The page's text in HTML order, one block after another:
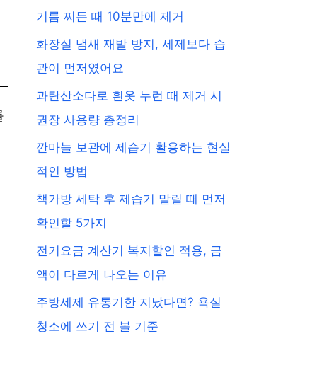
기름 찌든 때 10분만에 제거
화장실 냄새 재발 방지, 세제보다 습
관이 먼저였어요
과탄산소다로 흰옷 누런 때 제거 시
권장 사용량 총정리
깐마늘 보관에 제습기 활용하는 현실
적인 방법
책가방 세탁 후 제습기 말릴 때 먼저
확인할 5가지
전기요금 계산기 복지할인 적용, 금
액이 다르게 나오는 이유
주방세제 유통기한 지났다면? 욕실
청소에 쓰기 전 볼 기준